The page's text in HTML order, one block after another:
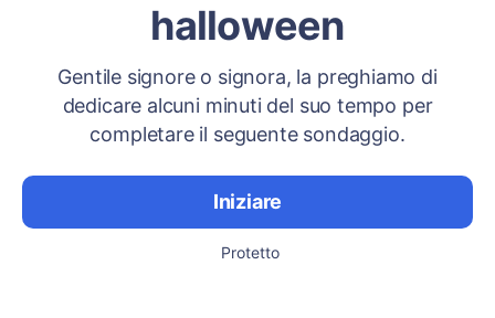
halloween
Gentile signore o signora, la preghiamo di
dedicare alcuni minuti del suo tempo per
completare il seguente sondaggio.
Iniziare
Protetto